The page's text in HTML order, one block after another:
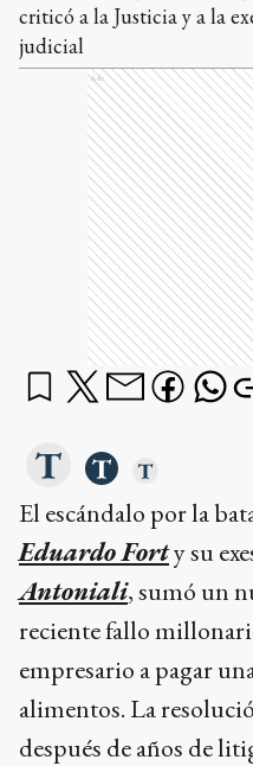
criticó a la Justicia y a la
judicial
Ads
El escándalo por la
Eduardo Forty su
Antoniali, sumó un
reciente fallo
empresario a pagar
alimentos. La
después de años de